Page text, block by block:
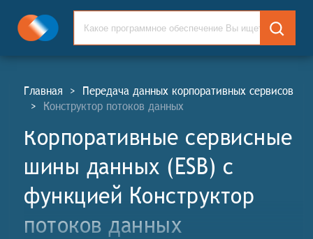
Главная > Передача данных корпоративных сервисов
> Конструктор потоков данных
Корпоративные сервисные
шины данных (ESB) c
функцией Конструктор
потоков данных